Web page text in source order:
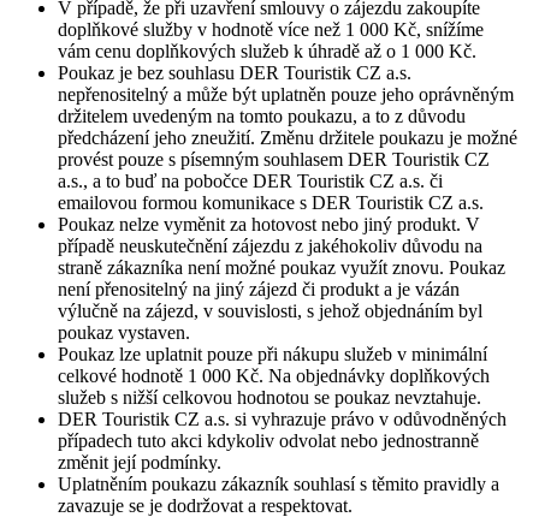
V případě, že při uzavření smlouvy o zájezdu zakoupíte
doplňkové služby v hodnotě více než 1 000 Kč, snížíme
vám cenu doplňkových služeb k úhradě až o 1 000 Kč.
Poukaz je bez souhlasu DER Touristik CZ a.s.
nepřenositelný a může být uplatněn pouze jeho oprávněným
držitelem uvedeným na tomto poukazu, a to z důvodu
předcházení jeho zneužití. Změnu držitele poukazu je možné
provést pouze s písemným souhlasem DER Touristik CZ
a.s., a to buď na pobočce DER Touristik CZ a.s. či
emailovou formou komunikace s DER Touristik CZ a.s.
Poukaz nelze vyměnit za hotovost nebo jiný produkt. V
případě neuskutečnění zájezdu z jakéhokoliv důvodu na
straně zákazníka není možné poukaz využít znovu. Poukaz
není přenositelný na jiný zájezd či produkt a je vázán
výlučně na zájezd, v souvislosti, s jehož objednáním byl
poukaz vystaven.
Poukaz lze uplatnit pouze při nákupu služeb v minimální
celkové hodnotě 1 000 Kč. Na objednávky doplňkových
služeb s nižší celkovou hodnotou se poukaz nevztahuje.
DER Touristik CZ a.s. si vyhrazuje právo v odůvodněných
případech tuto akci kdykoliv odvolat nebo jednostranně
změnit její podmínky.
Uplatněním poukazu zákazník souhlasí s těmito pravidly a
zavazuje se je dodržovat a respektovat.